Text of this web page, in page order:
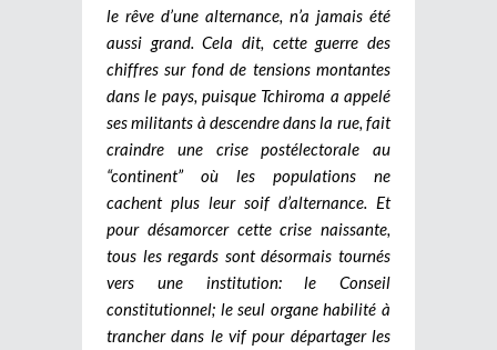
le rêve d’une alternance, n’a jamais été
aussi grand.Cela dit, cette guerre des
chiffres sur fond de tensions montantes
dans le pays, puisque Tchiroma a appelé
ses militants à descendre dans la rue, fait
craindre une crise postélectorale au
“continent” où les populations ne
cachent plus leur soif d’alternance. Et
pour désamorcer cette crise naissante,
tous les regards sont désormais tournés
vers une institution: le Conseil
constitutionnel; le seul organe habilité à
trancher dans le vif pour départager les